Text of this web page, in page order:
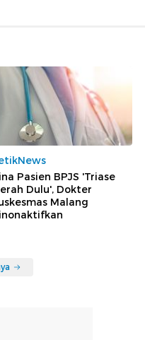
Pasien BPJS 'Triase
Dulu', Dokter
Malang